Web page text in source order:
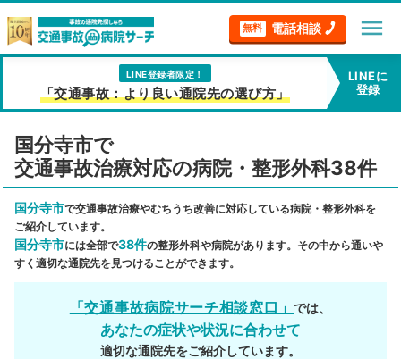
無料 電話相談 menu
LINE登録者限定！
「交通事故：より良い通院先の選び方」
LINEに
登録
国分寺市で
交通事故治療対応の病院・整形外科38件
国分寺市で交通事故治療やむちうち改善に対応している病院・整形外科を
ご紹介しています。
国分寺市には全部で38件の整形外科や病院があります。その中から通いや
すく適切な通院先を見つけることができます。
「交通事故病院サーチ相談窓口」では、
あなたの症状や状況に合わせて
適切な通院先をご紹介しています。